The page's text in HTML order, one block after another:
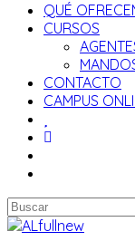
web
QUÉ
CURSOS
CONTACTO
CAMPUS